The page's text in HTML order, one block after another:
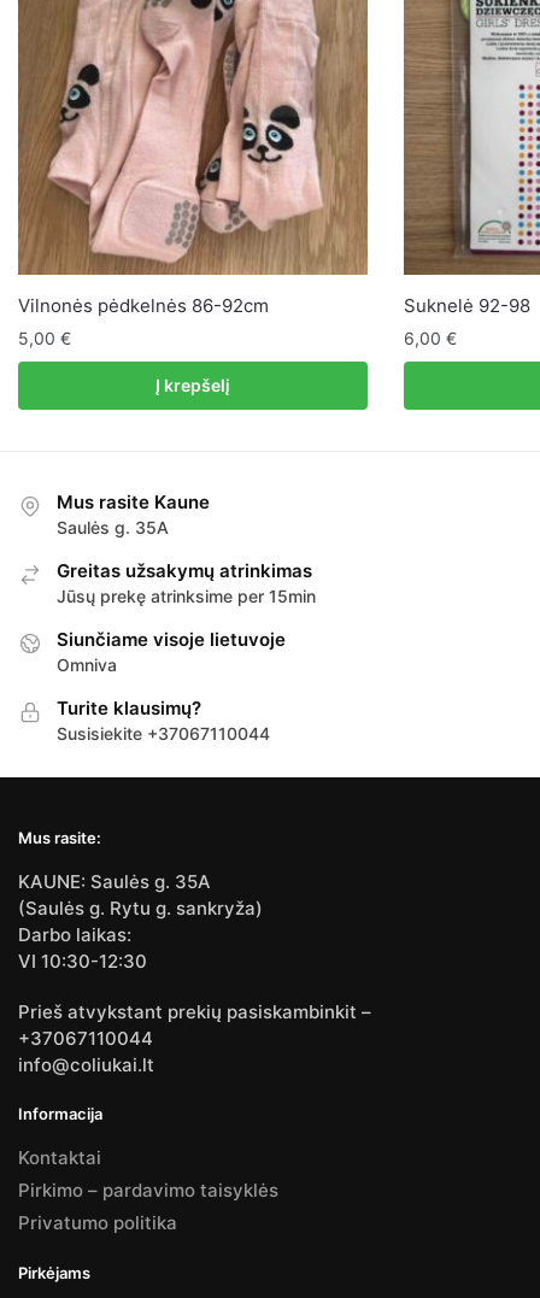
Vilnonės pėdkelnės 86-92cm
5,00 €
Į krepšelį
Suknelė 92-98
6,00 €
Mus rasite Kaune
Saulės g. 35A
Greitas užsakymų atrinkimas
Jūsų prekę atrinksime per 15min
Siunčiame visoje lietuvoje
Omniva
Turite klausimų?
Susisiekite +37067110044
Mus rasite:
KAUNE: Saulės g. 35A
(Saulės g. Rytu g. sankryža)
Darbo laikas:
VI 10:30-12:30
Prieš atvykstant prekių pasiskambinkit –
+37067110044
info@coliukai.lt
Informacija
Kontaktai
Pirkimo – pardavimo taisyklės
Privatumo politika
Pirkėjams